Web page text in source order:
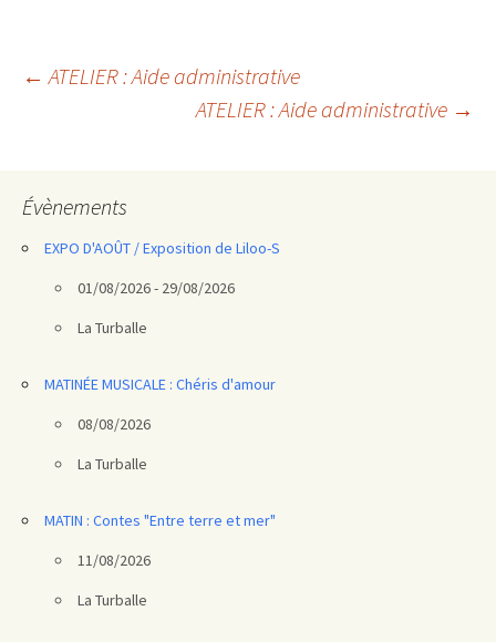
Navigation
← ATELIER : Aide administrative
ATELIER : Aide administrative →
Évènements
EXPO D'AOÛT / Exposition de Liloo-S
01/08/2026 - 29/08/2026
La Turballe
MATINÉE MUSICALE : Chéris d'amour
08/08/2026
La Turballe
MATIN : Contes "Entre terre et mer"
11/08/2026
La Turballe